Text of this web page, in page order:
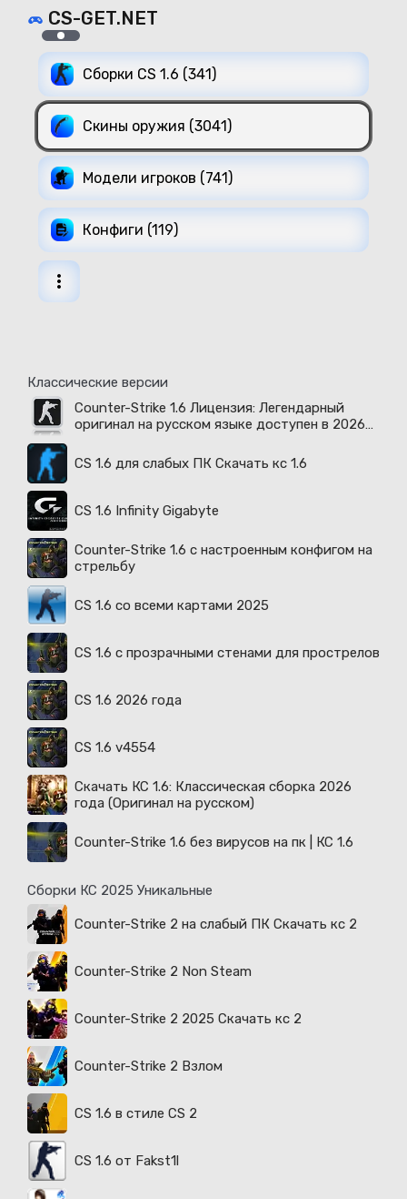
CS-GET.NET
Сборки CS 1.6 (341)
Скины оружия (3041)
Модели игроков (741)
Конфиги (119)
Классические версии
Counter-Strike 1.6 Лицензия: Легендарный
оригинал на русском языке доступен в 2026
CS 1.6 для слабых ПК Скачать кс 1.6
CS 1.6 Infinity Gigabyte
Counter-Strike 1.6 с настроенным конфигом на
стрельбу
CS 1.6 со всеми картами 2025
CS 1.6 с прозрачными стенами для прострелов
CS 1.6 2026 года
CS 1.6 v4554
Скачать КС 1.6: Классическая сборка 2026
года (Оригинал на русском)
Counter-Strike 1.6 без вирусов на пк | КС 1.6
Сборки КС 2025 Уникальные
Counter-Strike 2 на слабый ПК Скачать кс 2
Counter-Strike 2 Non Steam
Counter-Strike 2 2025 Скачать кс 2
Counter-Strike 2 Взлом
CS 1.6 в стиле CS 2
CS 1.6 от Fakst1l